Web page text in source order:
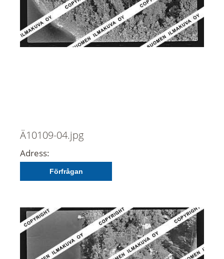
Ä10109-04.jpg
Adress:
Förfrågan